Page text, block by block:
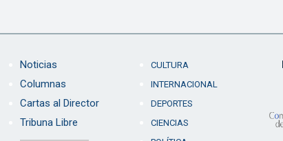
Noticias
Columnas
Cartas al Director
Tribuna Libre
CULTURA
INTERNACIONAL
DEPORTES
CIENCIAS